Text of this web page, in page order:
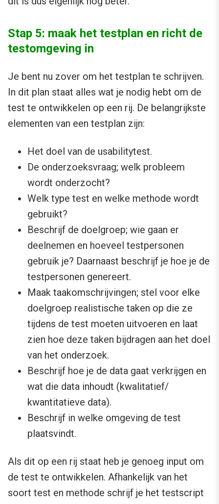
Stap 5: maak het testplan en richt de
testomgeving in
Je bent nu zover om het testplan te schrijven.
In dit plan staat alles wat je nodig hebt om de
test te ontwikkelen op een rij. De belangrijkste
elementen van een testplan zijn:
Het doel van de usabilitytest.
De onderzoeksvraag; welk probleem
wordt onderzocht?
Welk type test en welke methode wordt
gebruikt?
Beschrijf de doelgroep; wie gaan er
deelnemen en hoeveel testpersonen
gebruik je? Daarnaast beschrijf je hoe je de
testpersonen genereert.
Maak taakomschrijvingen; stel voor elke
doelgroep realistische taken op die ze
tijdens de test moeten uitvoeren en laat
zien hoe deze taken bijdragen aan het doel
van het onderzoek.
Beschrijf hoe je de data gaat verkrijgen en
wat die data inhoudt (kwalitatief/
kwantitatieve data).
Beschrijf in welke omgeving de test
plaatsvindt.
Als dit op een rij staat heb je genoeg input om
de test te ontwikkelen. Afhankelijk van het
soort test en methode schrijf je het testscript